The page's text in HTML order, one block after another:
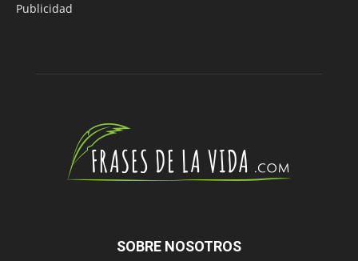
Publicidad
SOBRE NOSOTROS